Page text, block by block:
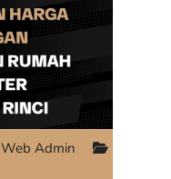
Web Admin